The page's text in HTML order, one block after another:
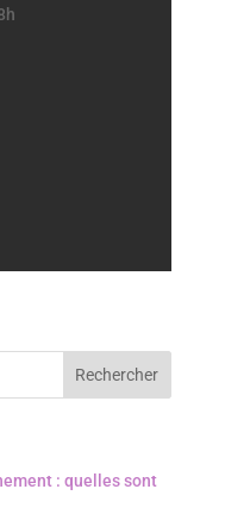
: quelles sont